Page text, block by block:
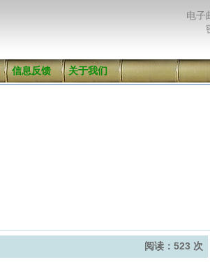
电子
信息反馈 关于我们
阅读：523 次